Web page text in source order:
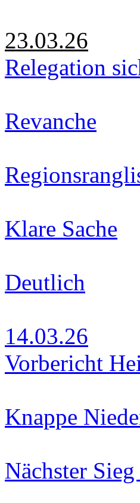
23.03.26
Relegation
Revanche
Klare Sache
Deutlich
14.03.26
Vorbericht
Knappe
Nächster